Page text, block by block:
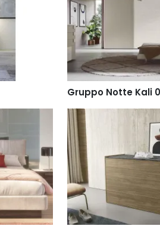
Gruppo Notte Kali